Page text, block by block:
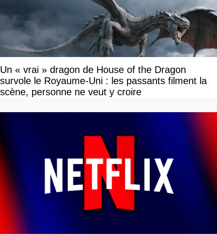
Un « vrai » dragon de House of the Dragon
survole le Royaume-Uni : les passants filment la
scène, personne ne veut y croire